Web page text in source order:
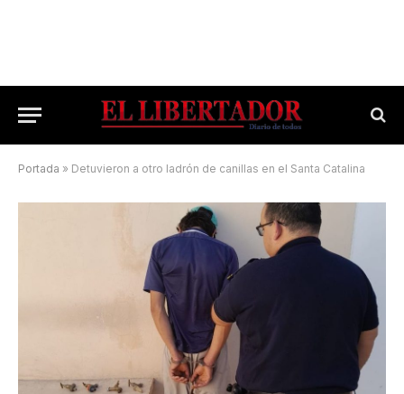
Portada » Detuvieron a otro ladrón de canillas en el Santa Catalina